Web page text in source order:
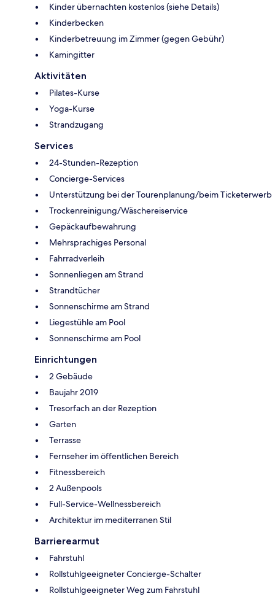
Kinder übernachten kostenlos (siehe Details)
Kinderbecken
Kinderbetreuung im Zimmer (gegen Gebühr)
Kamingitter
Aktivitäten
Pilates-Kurse
Yoga-Kurse
Strandzugang
Services
24-Stunden-Rezeption
Concierge-Services
Unterstützung bei der Tourenplanung/beim Ticketerwerb
Trockenreinigung/Wäschereiservice
Gepäckaufbewahrung
Mehrsprachiges Personal
Fahrradverleih
Sonnenliegen am Strand
Strandtücher
Sonnenschirme am Strand
Liegestühle am Pool
Sonnenschirme am Pool
Einrichtungen
2 Gebäude
Baujahr 2019
Tresorfach an der Rezeption
Garten
Terrasse
Fernseher im öffentlichen Bereich
Fitnessbereich
2 Außenpools
Full-Service-Wellnessbereich
Architektur im mediterranen Stil
Barrierearmut
Fahrstuhl
Rollstuhlgeeigneter Concierge-Schalter
Rollstuhlgeeigneter Weg zum Fahrstuhl